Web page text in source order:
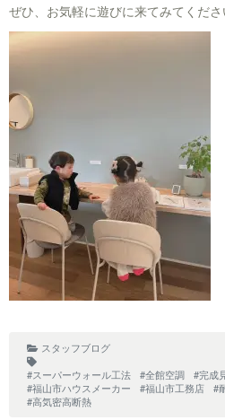
ぜひ、お気軽に遊びに来てみてくだ
スタッフブログ
#スーパーウォール工法
#全館空調 #完成
#福山市ハウスメーカー
#福山市工務店 #
#高気密高断熱